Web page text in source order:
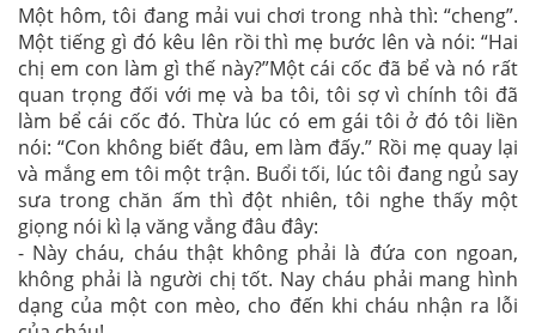
Một hôm, tôi đang mải vui chơi trong nhà thì: “cheng”.
Một tiếng gì đó kêu lên rồi thì mẹ bước lên và nói: “Hai
chị em con làm gì thế này?”Một cái cốc đã bể và nó rất
quan trọng đối với mẹ và ba tôi, tôi sợ vì chính tôi đã
làm bể cái cốc đó. Thừa lúc có em gái tôi ở đó tôi liền
nói: “Con không biết đâu, em làm đấy.” Rồi mẹ quay lại
và mắng em tôi một trận. Buổi tối, lúc tôi đang ngủ say
sưa trong chăn ấm thì đột nhiên, tôi nghe thấy một
giọng nói kì lạ văng vẳng đâu đây:
- Này cháu, cháu thật không phải là đứa con ngoan,
không phải là người chị tốt. Nay cháu phải mang hình
dạng của một con mèo, cho đến khi cháu nhận ra lỗi